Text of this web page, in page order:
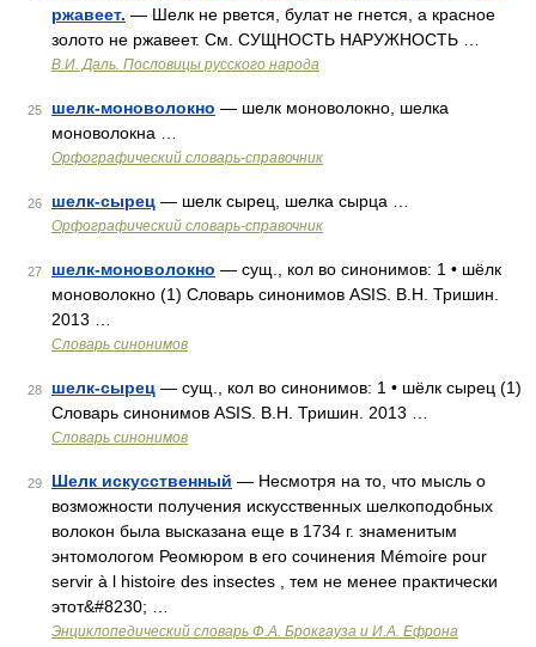
ржавеет. — Шелк не рвется, булат не гнется, а красное
золото не ржавеет. См. СУЩНОСТЬ НАРУЖНОСТЬ …
В.И. Даль. Пословицы русского народа
25 шелк-моноволокно — шелк моноволокно, шелка
моноволокна …
Орфографический словарь-справочник
26 шелк-сырец — шелк сырец, шелка сырца …
Орфографический словарь-справочник
27 шелк-моноволокно — сущ., кол во синонимов: 1 • шёлк
моноволокно (1) Словарь синонимов ASIS. В.Н. Тришин.
2013 …
Словарь синонимов
28 шелк-сырец — сущ., кол во синонимов: 1 • шёлк сырец (1)
Словарь синонимов ASIS. В.Н. Тришин. 2013 …
Словарь синонимов
29 Шелк искусственный — Несмотря на то, что мысль о
возможности получения искусственных шелкоподобных
волокон была высказана еще в 1734 г. знаменитым
энтомологом Реомюром в его сочинения Mémoire pour
servir à l histoire des insectes , тем не менее практически
этот&#8230; …
Энциклопедический словарь Ф.А. Брокгауза и И.А. Ефрона